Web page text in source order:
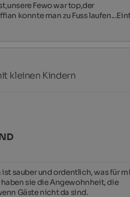
Fewo war top,der
konnte man zu Fuss
kleinen Kindern
ist sauber und ordentlich, was für
haben sie die Angewohnheit, die
Gäste nicht da sind.